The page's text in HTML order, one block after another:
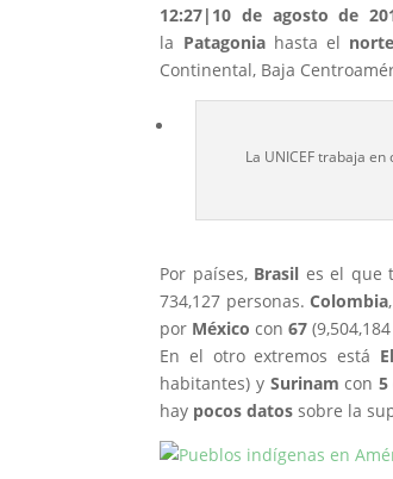
12:27|10 de agosto de
la Patagoniahasta el
Continental, Baja
La UNICEF trabaja
Por países, Brasil es el que
734,127 personas.Colombia
por México con67
En el otro extremos está
habitantes) y Surinam con 5
hay pocos datos sobre la